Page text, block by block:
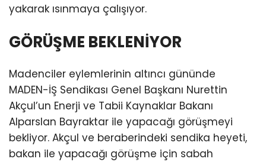
yakarak ısınmaya çalışıyor.
GÖRÜŞME BEKLENİYOR
Madenciler eylemlerinin altıncı gününde
MADEN-İŞ Sendikası Genel Başkanı Nurettin
Akçul’un Enerji ve Tabii Kaynaklar Bakanı
Alparslan Bayraktar ile yapacağı görüşmeyi
bekliyor. Akçul ve beraberindeki sendika heyeti,
bakan ile yapacağı görüşme için sabah